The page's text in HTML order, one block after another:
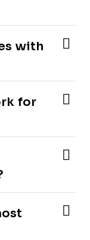
with
for